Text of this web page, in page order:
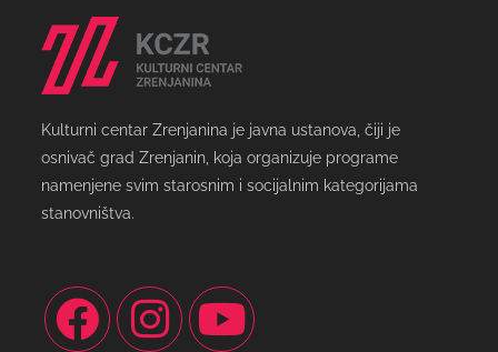
Kulturni centar Zrenjanina je javna ustanova, čiji je
osnivač grad Zrenjanin, koja organizuje programe
namenjene svim starosnim i socijalnim kategorijama
stanovništva.